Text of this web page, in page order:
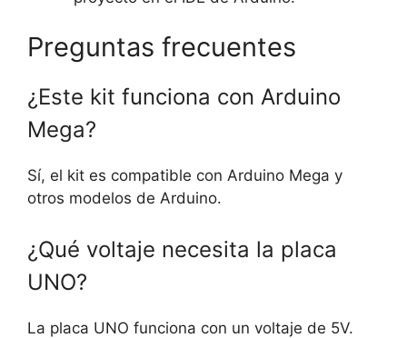
Preguntas frecuentes
¿Este kit funciona con Arduino
Mega?
Sí, el kit es compatible con Arduino Mega y
otros modelos de Arduino.
¿Qué voltaje necesita la placa
UNO?
La placa UNO funciona con un voltaje de 5V.